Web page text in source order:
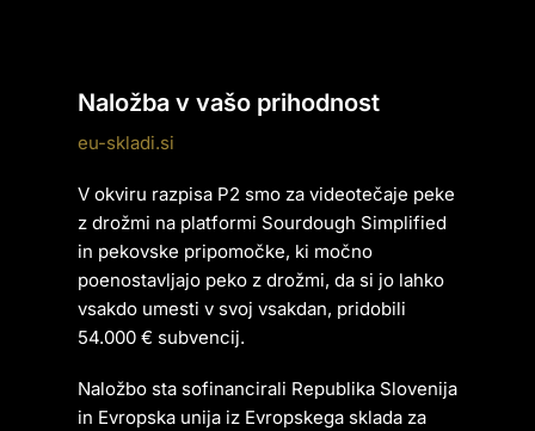
Naložba v vašo prihodnost
eu-skladi.si
V okviru razpisa P2 smo za videotečaje peke
z drožmi na platformi Sourdough Simplified
in pekovske pripomočke, ki močno
poenostavljajo peko z drožmi, da si jo lahko
vsakdo umesti v svoj vsakdan, pridobili
54.000 € subvencij.
Naložbo sta sofinancirali Republika Slovenija
in Evropska unija iz Evropskega sklada za